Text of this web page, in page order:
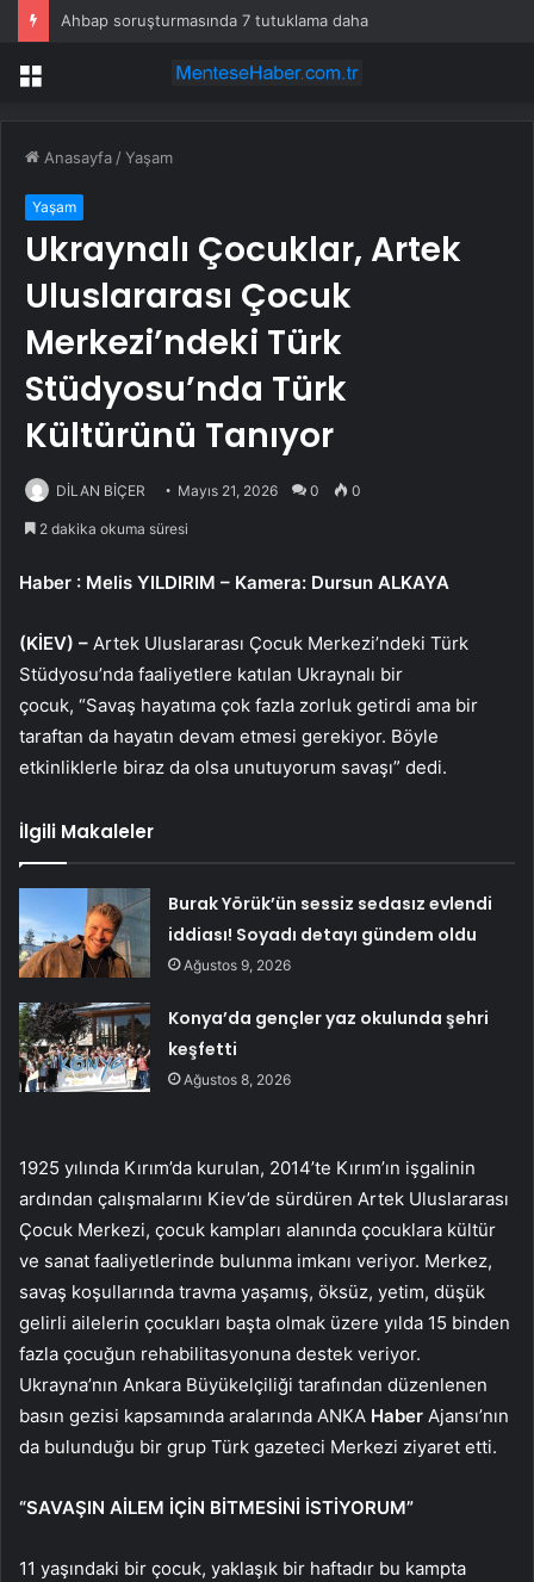
Ahbap soruşturmasında 7 tutuklama daha
Menü
Anasayfa /Yaşam
Yaşam
Ukraynalı Çocuklar, Artek
Uluslararası Çocuk
Merkezi’ndeki Türk
Stüdyosu’nda Türk
Kültürünü Tanıyor
DİLAN BİÇER Mayıs 21, 2026 0 0
2 dakika okuma süresi
Haber : Melis YILDIRIM – Kamera: Dursun ALKAYA
(KİEV) – Artek Uluslararası Çocuk Merkezi’ndeki Türk
Stüdyosu’nda faaliyetlere katılan Ukraynalı bir
çocuk, “Savaş hayatıma çok fazla zorluk getirdi ama bir
taraftan da hayatın devam etmesi gerekiyor. Böyle
etkinliklerle biraz da olsa unutuyorum savaşı” dedi.
İlgili Makaleler
Burak Yörük’ün sessiz sedasız evlendi
iddiası! Soyadı detayı gündem oldu
Ağustos 9, 2026
Konya’da gençler yaz okulunda şehri
keşfetti
Ağustos 8, 2026
1925 yılında Kırım’da kurulan, 2014’te Kırım’ın işgalinin
ardından çalışmalarını Kiev’de sürdüren Artek Uluslararası
Çocuk Merkezi, çocuk kampları alanında çocuklara kültür
ve sanat faaliyetlerinde bulunma imkanı veriyor. Merkez,
savaş koşullarında travma yaşamış, öksüz, yetim, düşük
gelirli ailelerin çocukları başta olmak üzere yılda 15 binden
fazla çocuğun rehabilitasyonuna destek veriyor.
Ukrayna’nın Ankara Büyükelçiliği tarafından düzenlenen
basın gezisi kapsamında aralarında ANKA Haber Ajansı’nın
da bulunduğu bir grup Türk gazeteci Merkezi ziyaret etti.
“SAVAŞIN AİLEM İÇİN BİTMESİNİ İSTİYORUM”
11 yaşındaki bir çocuk, yaklaşık bir haftadır bu kampta